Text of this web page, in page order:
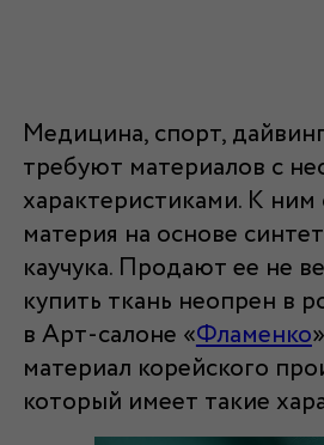
Медицина, спорт,
требуют материалов с
характеристиками. К ним
материя на основе
каучука. Продают ее не
купить ткань неопрен в
в Арт-салоне «Фламенко
материал корейского
который имеет такие